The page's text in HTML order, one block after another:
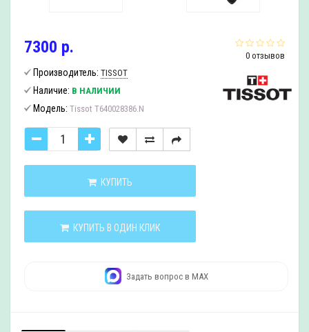
0 отзывов
7300 р.
Производитель: TISSOT
Наличие: В НАЛИЧИИ
Модель: Tissot T640028386.N
КУПИТЬ
КУПИТЬ В ОДИН КЛИК
Задать вопрос в MAX